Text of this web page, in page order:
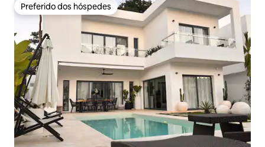
Preferido dos hóspedes
Preferido dos hóspedes